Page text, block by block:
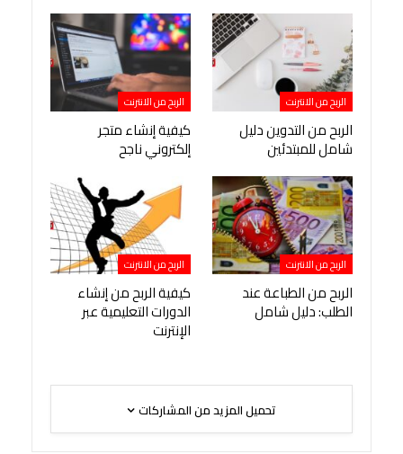
الربح من الانترنت
الربح من التدوين دليل
شامل للمبتدئين
الربح من الانترنت
كيفية إنشاء متجر
إلكتروني ناجح
الربح من الانترنت
الربح من الطباعة عند
الطلب: دليل شامل
الربح من الانترنت
كيفية الربح من إنشاء
الدورات التعليمية عبر
الإنترنت
تحميل المزيد من المشاركات